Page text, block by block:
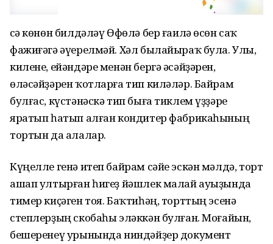
Әсә көнөн билдәләү Өфөлә бер ғаилә өсөн саҡ
фажиғәгә әүерелмәй. Хәл былайыраҡ була. Улы,
килене, ейәндәре менән бергә әсәйҙәрен,
өләсәйҙәрен ҡотларға тип киләләр. Байрам
булғас, күстәнәскә тип быға тиклем үҙҙәре
яратып һатып алған кондитер фабрикаһының
тортын да алалар.
Күңелле генә итеп байрам сәйе эскән мәлдә, торт
ашап ултырған һигеҙ йәшлек малай ауыҙында
тимер киҫәген тоя. Баҡтиһәң, торттың эсенә
степлерҙың скобаһы эләккән булған. Моғайын,
бешеренеү урынында ниндәйҙер документ